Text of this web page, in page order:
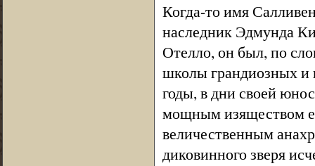
Когда-то имя
наследник Эдмунда
Отелло, он был, по
школы грандиозных и
годы, в дни своей
мощным изяществом
величественным
диковинного зверя